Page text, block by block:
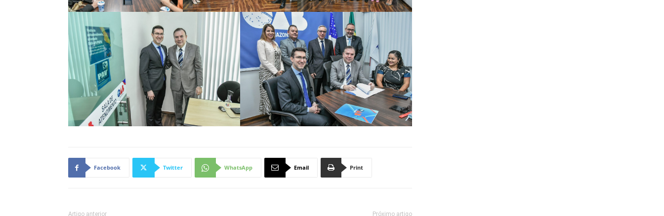
Facebook Twitter WhatsApp Email Print
Artigo anterior Próximo artigo